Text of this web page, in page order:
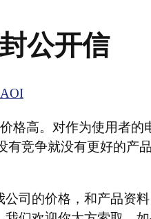
公开信
AOI
格高。对作为使用者的
竞争就没有更好的产
司的价格，和产品资